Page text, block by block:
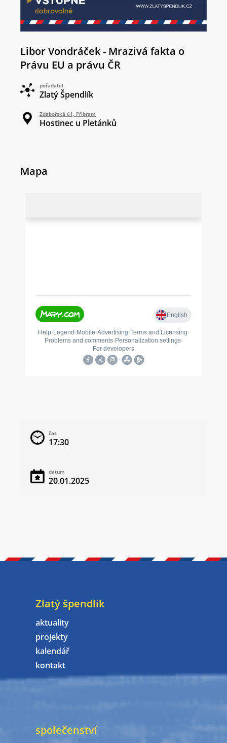
Libor Vondráček - Mrazivá fakta o
Právu EU a právu ČR
pořadatel
Zlatý Špendlík
Zdabořská 61, Příbram
Hostinec u Pletánků
Mapa
čas
17:30
datum
20.01.2025
Zlatý špendlík
aktuality
projekty
kalendář
kontakt
společenství